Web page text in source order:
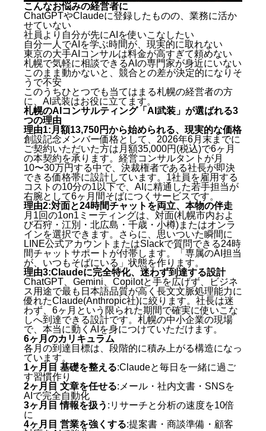
こんなお悩みの経営者に
ChatGPTやClaudeに登録したものの、業務に活か
せていない
社員より自分が先にAIを使いこなしたい
自分一人でAIを学ぶ時間が、現実的に取れない
東京の大手AIコンサルは料金が高すぎて頼めない
札幌で気軽に相談できるAIの専門家が身近にいない
このまま動かないと、競合との差が決定的になりそ
うで不安
このうちひとつでも当てはまる札幌の経営者の方
に、AI武装はお役に立てます。
札幌のAIコンサルティング「AI武装」が選ばれる3
つの理由
理由1:月額13,750円から始められる、現実的な価格
創設記念メンバー価格として、2026年6月末までに
ご契約いただいた方は月額35,000円(税込)で6ヶ月
の本契約を承ります。経営コンサルタントが月
10〜30万円する中で、決裁権者である社長が即決
できる価格帯に設計しています。1社員を雇用する
コストの10分の1以下で、AIに精通した若手担当が
右腕として6ヶ月間そばにつくサービスです。
理由2:対面と24時間チャットを両立、本物の伴走
月1回の1on1ミーティングは、対面(札幌市内およ
び石狩・江別・北広島・千歳・小樽)またはオンラ
インを選択できます。さらに、思いついた瞬間に
LINE公式アカウントまたはSlackで質問できる24時
間チャットサポートが付帯します。「専属のAI担当
が、いつもそばにいる」状態を作ります。
理由3:Claudeに完全特化、迷わず到達する設計
ChatGPT、Gemini、Copilotと手を広げず、ビジネ
ス用途で最も日本語品質が高く長文文脈処理能力に
優れたClaude(Anthropic社)に絞ります。社長は迷
わず、6ヶ月という限られた期間で確実に使いこな
しへ到達できる設計です。札幌の中小企業の現場
で、本当に動くAIを身につけていただけます。
6ヶ月のカリキュラム
各月の到達目標は、段階的に積み上がる構造になっ
ています。
1ヶ月目 基礎を整える:Claudeと毎日を一緒に過ご
す習慣作り
2ヶ月目 文章を任せる:メール・社内文書・SNSを
AIで完全自動化
3ヶ月目 情報を扱う :リサーチと分析の速度を10倍
に
4ヶ月目 営業を強くする:提案書・商談準備・顧客